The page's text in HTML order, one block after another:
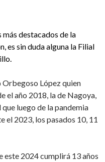
destacados de la
es sin duda alguna la Filial
López quien
el año 2018, la de Nagoya,
luego de la pandemia
el 2023, los pasados 10, 11
este 2024 cumplirá 13 años